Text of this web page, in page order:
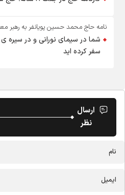
نامه حاج محمد حسین پویانفر به رهبر
شما در سیمای نورانی و در سیره ی
سفر کرده اید
ارسال
نظر